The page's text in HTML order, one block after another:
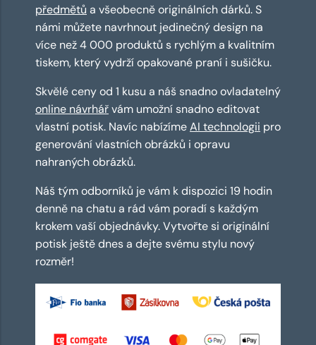
předmětů a všeobecně originálních dárků. S
námi můžete navrhnout jedinečný design na
více než 4 000 produktů s rychlým a kvalitním
tiskem, který vydrží opakované praní i sušičku.
Skvělé ceny od 1 kusu a náš snadno ovladatelný
online návrhářvám umožní snadno editovat
vlastní potisk. Navíc nabízímeAI technologii pro
generování vlastních obrázků i opravu
nahraných obrázků.
Náš tým odborníků je vám k dispozici 19 hodin
denně na chatu a rád vám poradí s každým
krokem vaší objednávky. Vytvořte si originální
potisk ještě dnes a dejte svému stylu nový
rozměr!